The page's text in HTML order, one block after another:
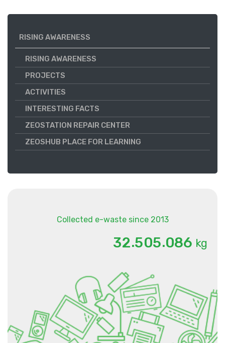
RISING AWARENESS
RISING AWARENESS
PROJECTS
ACTIVITIES
INTERESTING FACTS
ZEOSTATION REPAIR CENTER
ZEOSHUB PLACE FOR LEARNING
Collected e-waste since 2013
32.505.086 kg